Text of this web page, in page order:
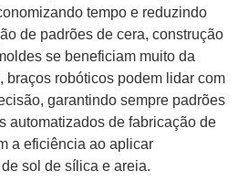
tempo e reduzindo
de padrões de cera, construção
se beneficiam muito da
braços robóticos podem lidar com
garantindo sempre padrões
automatizados de fabricação de
a eficiência ao aplicar
sol de sílica e areia.